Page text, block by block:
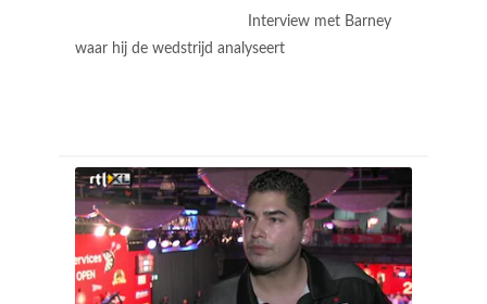
Interview met Barney
waar hij de wedstrijd analyseert